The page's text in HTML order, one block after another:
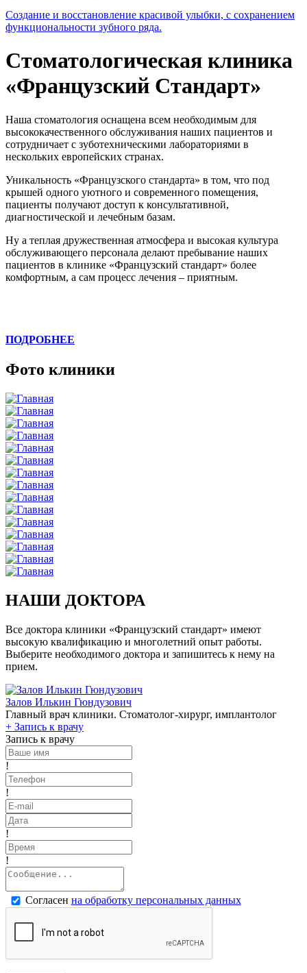
Создание и восстановление красивой улыбки, с сохранением
функциональности зубного ряда.
Стоматологическая клиника
«Французский Стандарт»
Наша стоматология оснащена всем необходимым для
высококачественного обслуживания наших пациентов и
сотрудничает с зуботехническими лабораториями в
нескольких европейских странах.
Уникальность «Французского стандарта» в том, что под
крышей одного уютного и современного помещения,
пациенты получают доступ к консультативной,
диагностической и лечебным базам.
Ну а теплая дружественная атмосфера и высокая культура
обслуживающего персонала делают пребывание наших
пациентов в клинике «Французский стандарт» более
комфортным, а сам процесс лечения – приятным.
ПОДРОБНЕЕ
Фото клиники
НАШИ ДОКТОРА
Все доктора клиники «Французский стандарт» имеют
высокую квалификацию и многолетний опыт работы.
Выберите необходимого доктора и запишитесь к нему на
прием.
Залов Илькин Гюндузович
Главный врач клиники. Стоматолог-хирург, имплантолог
+ Запись к врачу
Запись к врачу
!
!
!
!
Согласен на обработку персональных данных